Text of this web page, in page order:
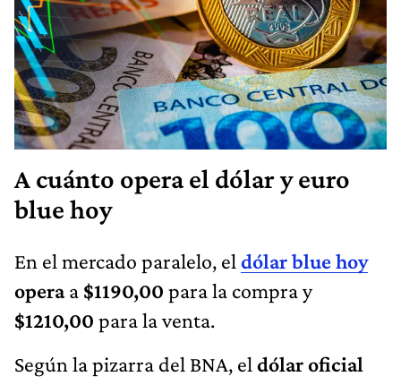
A cuánto opera el dólar y euro
blue hoy
En el mercado paralelo, el dólar blue hoy
operaa $1190,00 para la compra y
$1210,00 para la venta.
Según la pizarra del BNA, el dólar oficial